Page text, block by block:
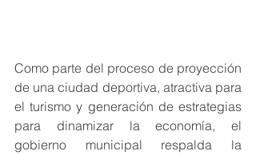
Como parte del proceso de proyección
de una ciudad deportiva, atractiva para
el turismo y generación de estrategias
para dinamizar la economía, el
gobierno municipal respalda la